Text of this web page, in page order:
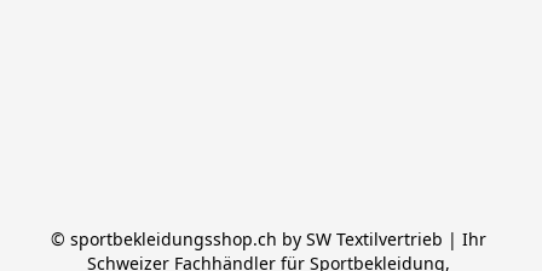
© sportbekleidungsshop.ch by SW Textilvertrieb | Ihr
Schweizer Fachhändler für Sportbekleidung,